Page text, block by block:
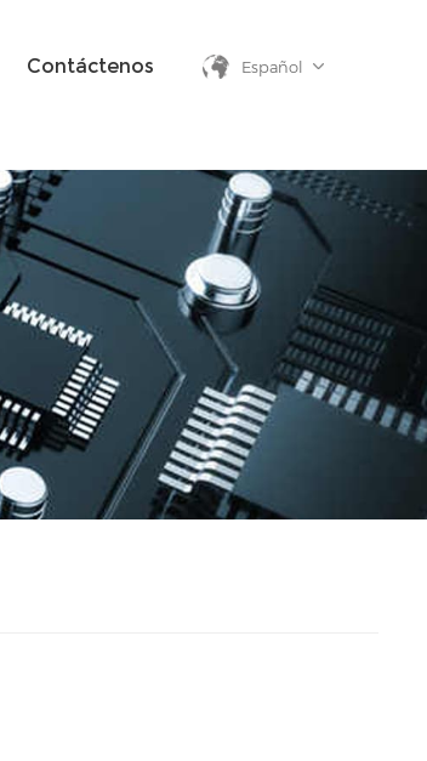
Contáctenos Español